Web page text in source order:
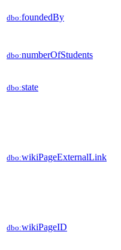
dbo:foundedBy
dbo:numberOfStudents
dbo:state
dbo:wikiPageExternalLink
dbo:wikiPageID